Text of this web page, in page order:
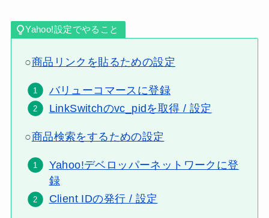
Yahoo!設定でやること
○商品リンクを貼るための設定
バリューコマースに登録
LinkSwitchのvc_pidを取得 / 設定
○商品検索をするための設定
Yahoo!デベロッパーネットワークに登
録
Client IDの発行 / 設定